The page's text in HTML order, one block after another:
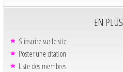
EN PLUS
S'inscrire sur le site
Poster une citation
Liste des membres